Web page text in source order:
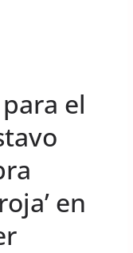
el
en